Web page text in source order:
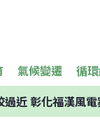
氣候變遷 循
近 彰化福漢風